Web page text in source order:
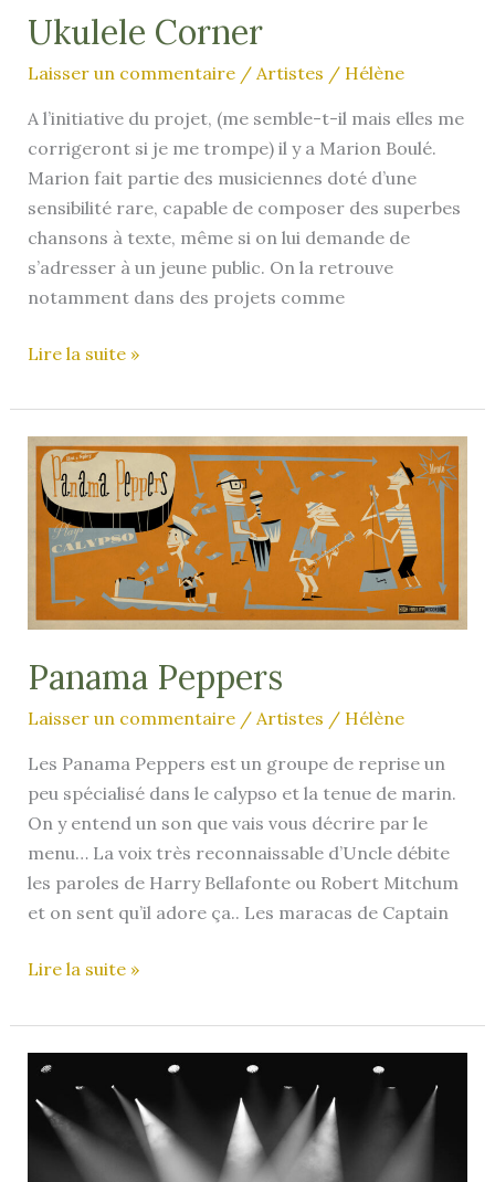
Ukulele Corner
Laisser un commentaire / Artistes / Hélène
A l’initiative du projet, (me semble-t-il mais elles me
corrigeront si je me trompe) il y a Marion Boulé.
Marion fait partie des musiciennes doté d’une
sensibilité rare, capable de composer des superbes
chansons à texte, même si on lui demande de
s’adresser à un jeune public. On la retrouve
notamment dans des projets comme
Ukulele
Lire la suite »
Panama Peppers
Laisser un commentaire / Artistes / Hélène
Les Panama Peppers est un groupe de reprise un
peu spécialisé dans le calypso et la tenue de marin.
On y entend un son que vais vous décrire par le
menu… La voix très reconnaissable d’Uncle débite
les paroles de Harry Bellafonte ou Robert Mitchum
et on sent qu’il adore ça.. Les maracas de Captain
Panama
Lire la suite »